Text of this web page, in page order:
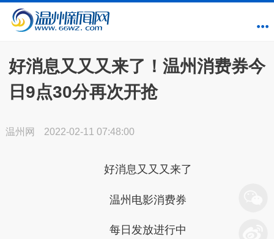
好消息又又又来了！温州消费券今
日9点30分再次开抢
温州网 2022-02-11 07:48:00
好消息又又又来了
温州电影消费券
每日发放进行中